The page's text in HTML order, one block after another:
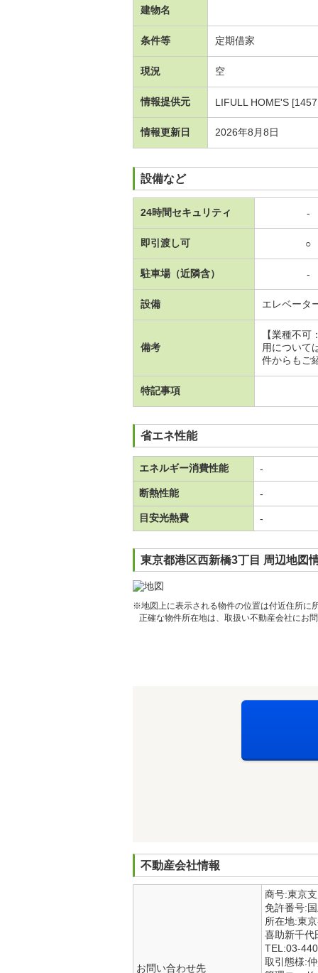
建物名
条件等 定期借家
現況 空
情報提供元 LIFULL HOME'S
情報更新日 2026年8月8日
設備など
24時間セキュリティ -
即引渡し可 ○
駐車場（近隣含） -
設備 エレベータ
備考
【業種不
用について
件からもご
特記事項
省エネ性能
エネルギー消費性能 -
断熱性能 -
目安光熱費 -
東京都港区西新橋3丁目 周辺地図
※地図上に表示される物件の位置は付近住所に
正確な物件所在地は、取扱い不動産会社にお
不動産会社情報
お問い合わせ先
商号:東京
免許番号:
所在地:東
喜助新千代
TEL:03-
取引態様: